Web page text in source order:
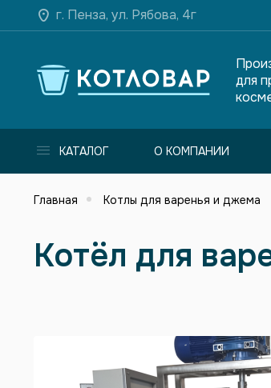
г. Пенза, ул. Рябова, 4г
для
КАТАЛОГ О КОМПАНИИ
Главная Котлы для варенья и джема
Котёл для